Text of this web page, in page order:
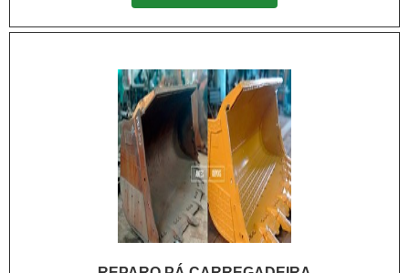
Usinagem existe o que há de melhor em
duro, usinagem, caldeiraria e soldas especiais. A
empresa oferece opções como redutor industrial e
serviço de usinagem com ótima qualidade e
proteção.Para uma maior satisfação dos clientes, a
empresa busca investir nos melhores profissionais
do mercado, e em instalações modernas,
garantindo assim, a confiança e boa cotação no
mercado. A organização tem feito a diferença no
para correia transportadora em uma companhia
Serviços e Usinagem. Atuando com tambor para
correia e recuperação de cabeçote, disponibilizando
tudo que há de mais atual para garantir a qualidade
final para cada cliente.Não obstante, quando
falamos em tambor para correia transportadora, na
essência da empresa, a mesma deve prezar pelos
produtos e serviços com ótima qualidade e
proteção, detalhes primordiais que são deixados de
lado por muitas companhias que não focam na